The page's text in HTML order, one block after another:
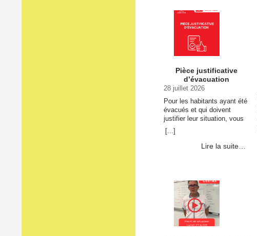
6h00. … Continuer la lecture
manifestations sportives et
culturelles en Gironde →
Pièce justificative
d’évacuation
28 juillet 2026
Pour les habitants ayant été
évacués et qui doivent
justifier leur situation, vous
pouvez télécharger
l’attestation d’évacuation
transmise par la Préfecture
[...]
Lire la suite…